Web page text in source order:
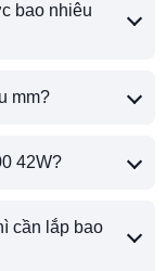
bao nhiêu
mm?
42W?
cần lắp bao